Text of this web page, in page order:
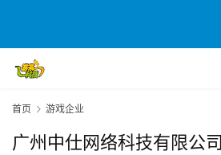
首
页
游
首页 游戏企业
广州中仕网络科技有限公司